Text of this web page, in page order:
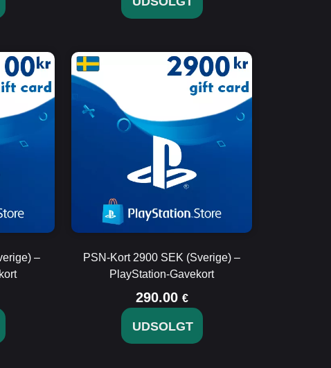
–
PSN-Kort 2900 SEK (Sverige) –
PlayStation-Gavekort
290.00 €
UDSOLGT